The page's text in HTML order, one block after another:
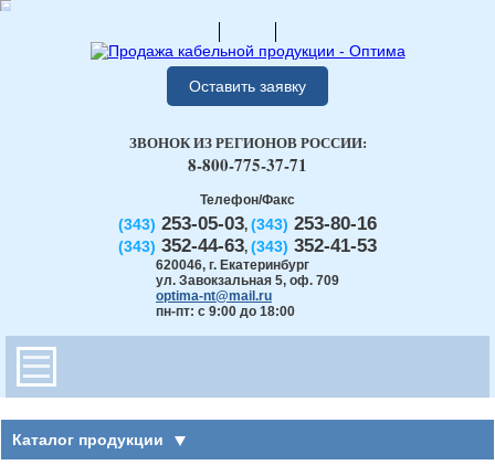
Оставить заявку
Телефон/Факс
(343) 253-05-03, (343) 253-80-16
(343) 352-44-63, (343) 352-41-53
620046, г. Екатеринбург
ул. Завокзальная 5, оф. 709
optima-nt@mail.ru
пн-пт: с 9:00 до 18:00
ЗВОНОК ИЗ РЕГИОНОВ РОССИИ:
8-800-775-37-71
Каталог продукции